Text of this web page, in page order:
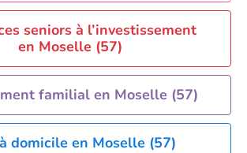
service senior Strasbourg
service senior Toulouse
ville
seniors à l’investissement
en Moselle (57)
familial en Moselle (57)
domicile en Moselle (57)